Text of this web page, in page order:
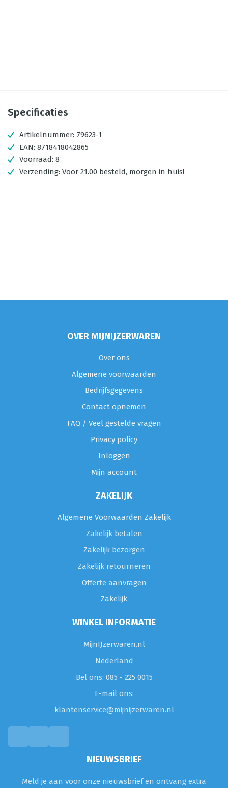
Specificaties
Artikelnummer: 79623-1
EAN: 8718418042865
Voorraad: 8
Verzending: Voor 21.00 besteld, morgen in huis!
OVER MIJNIJZERWAREN
Over ons
Algemene voorwaarden
Bedrijfsgegevens
Contact opnemen
FAQ / Veel gestelde vragen
Privacy policy
Inloggen
Mijn account
ZAKELIJK
Algemene Voorwaarden Zakelijk
Zakelijk betalen
Zakelijk bezorgen
Zakelijk retourneren
Offerte aanvragen
Zakelijk
WINKEL INFORMATIE
MijnIJzerwaren.nl
Nederland
Bel ons: 085 - 225 0015
E-mail ons:
klantenservice@mijnijzerwaren.nl
NIEUWSBRIEF
Meld je aan voor onze nieuwsbrief en ontvang extra